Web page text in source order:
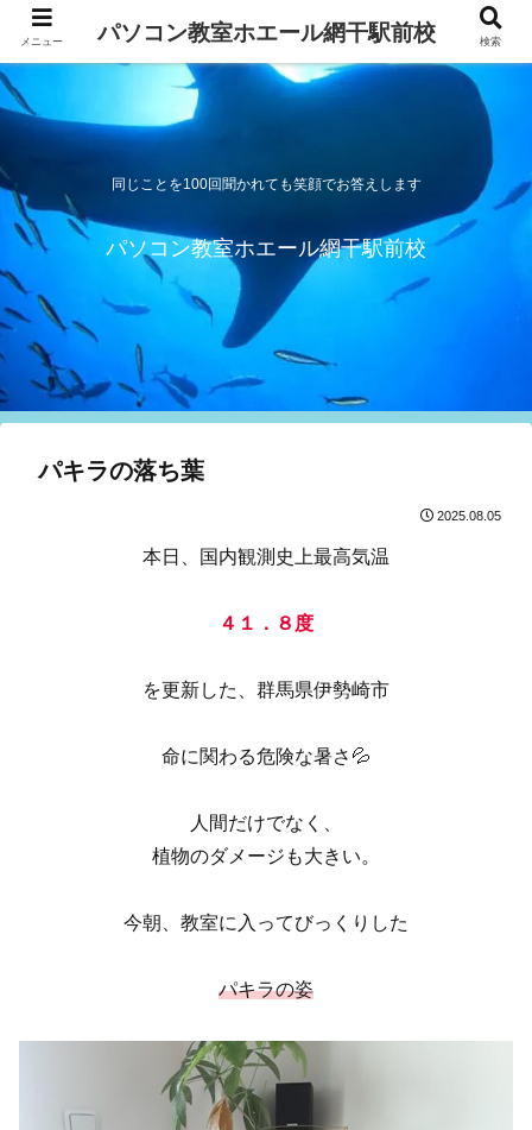
同じことを100回聞かれても笑顔でお答えします
パソコン教室ホエール網干駅前校
パキラの落ち葉
2025.08.05
本日、国内観測史上最高気温
４１．８度
を更新した、群馬県伊勢崎市
命に関わる危険な暑さ💦
人間だけでなく、
植物のダメージも大きい。
今朝、教室に入ってびっくりした
パキラの姿
メニュー パソコン教室ホエール網干駅前校 検索